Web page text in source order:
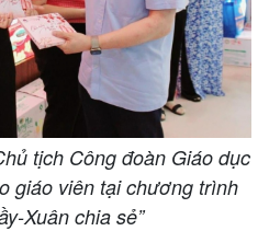
tịch Công đoàn Giáo dục
giáo viên tại chương trình
Xuân chia sẻ”